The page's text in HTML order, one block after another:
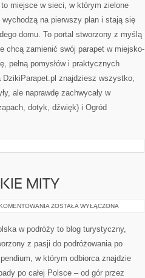
miejsce w sieci, w którym zielone
wychodzą na pierwszy plan i stają się
domu. To portal stworzony z myślą
chcą zamienić swój parapet w miejsko-
pełną pomysłów i praktycznych
DzikiParapet.pl znajdziesz wszystko,
ale naprawdę zachwycały w
dotyk, dźwięk) i Ogród
MITY
LEGENDY,
POLSKIE
MITY
ZOSTAŁA WYŁĄCZONA
w podróży to blog turystyczny,
z pasji do podróżowania po
w którym odbiorca znajdzie
po całej Polsce – od gór przez